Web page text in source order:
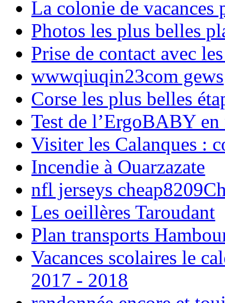
La colonie de vacances
Photos les plus belles
Prise de contact avec
wwwqiuqin23com gews
Corse les plus belles
Test de l’ErgoBABY en
Visiter les Calanques :
Incendie à Ouarzazate
nfl jerseys
Les oeillères Taroudant
Plan transports
Vacances scolaires le
2017 - 2018